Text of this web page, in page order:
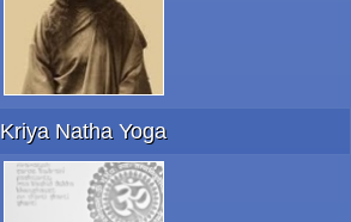
Kriya Natha Yoga